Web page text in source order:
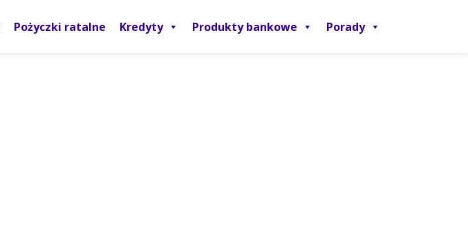
Pożyczki ratalne Kredyty Produkty bankowe Porady